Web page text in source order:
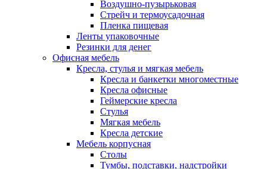
Воздушно-пузырьковая
Стрейч и термоусадочная
Пленка пищевая
Ленты упаковочные
Резинки для денег
Офисная мебель
Кресла, стулья и мягкая мебель
Кресла и банкетки многоместные
Кресла офисные
Геймерские кресла
Стулья
Мягкая мебель
Кресла детские
Мебель корпусная
Столы
Тумбы, подставки, надстройки